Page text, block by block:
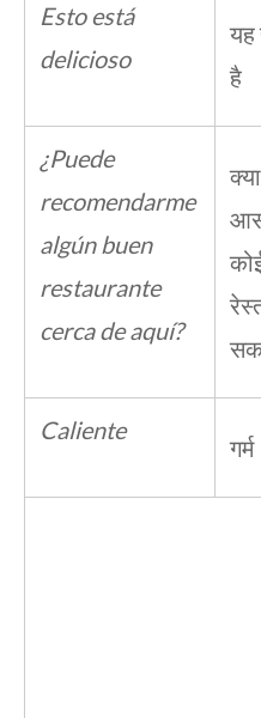
Esto está
delicioso
यह
है
¿Puede
recomendarme
algún buen
restaurante
cerca de aquí?
Caliente
गर्म